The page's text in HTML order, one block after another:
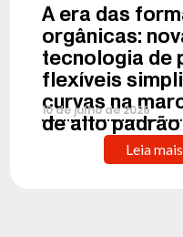
A era das
orgânicas:
tecnologia de
flexíveis
curvas na
de alto padrão
10de julho de2026
Leia mais